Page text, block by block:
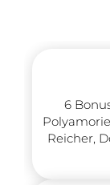
6
Reicher,